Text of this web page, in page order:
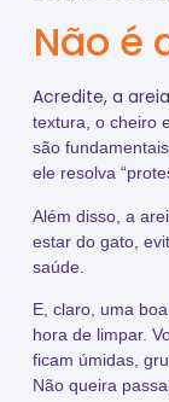
Não é
Acredite, a
textura, o cheiro
são
ele resolva
Além disso, a
estar do gato,
saúde.
E, claro, uma
hora de limpar.
ficam úmidas,
Não queira